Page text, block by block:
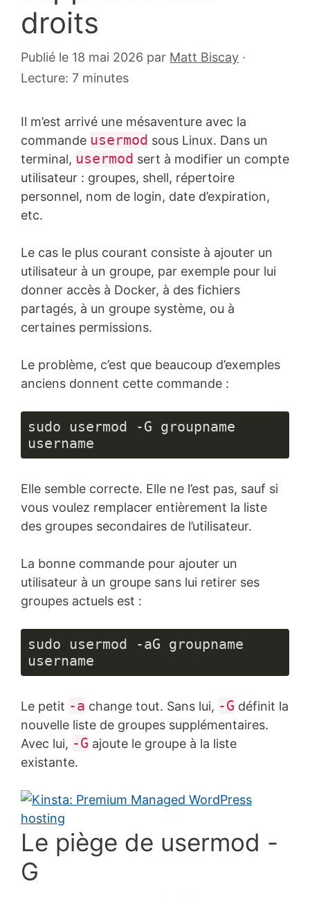
droits
Publié le 18 mai 2026 par Matt Biscay ·
Lecture: 7 minutes
Il m’est arrivé une mésaventure avec la
commande usermod sous Linux. Dans un
terminal, usermod sert à modifier un compte
utilisateur : groupes, shell, répertoire
personnel, nom de login, date d’expiration,
etc.
Le cas le plus courant consiste à ajouter un
utilisateur à un groupe, par exemple pour lui
donner accès à Docker, à des fichiers
partagés, à un groupe système, ou à
certaines permissions.
Le problème, c’est que beaucoup d’exemples
anciens donnent cette commande :
sudo usermod -G groupname
username
Elle semble correcte. Elle ne l’est pas, sauf si
vous voulez remplacer entièrement la liste
des groupes secondaires de l’utilisateur.
La bonne commande pour ajouter un
utilisateur à un groupe sans lui retirer ses
groupes actuels est :
sudo usermod -aG groupname
username
Le petit -a change tout. Sans lui, -G définit la
nouvelle liste de groupes supplémentaires.
Avec lui, -G ajoute le groupe à la liste
existante.
Le piège de usermod -
G